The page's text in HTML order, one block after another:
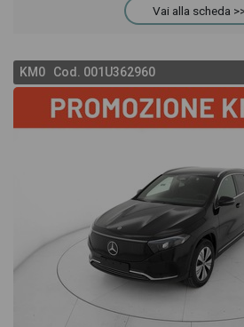
Vai alla scheda
KM0 Cod. 001U362960